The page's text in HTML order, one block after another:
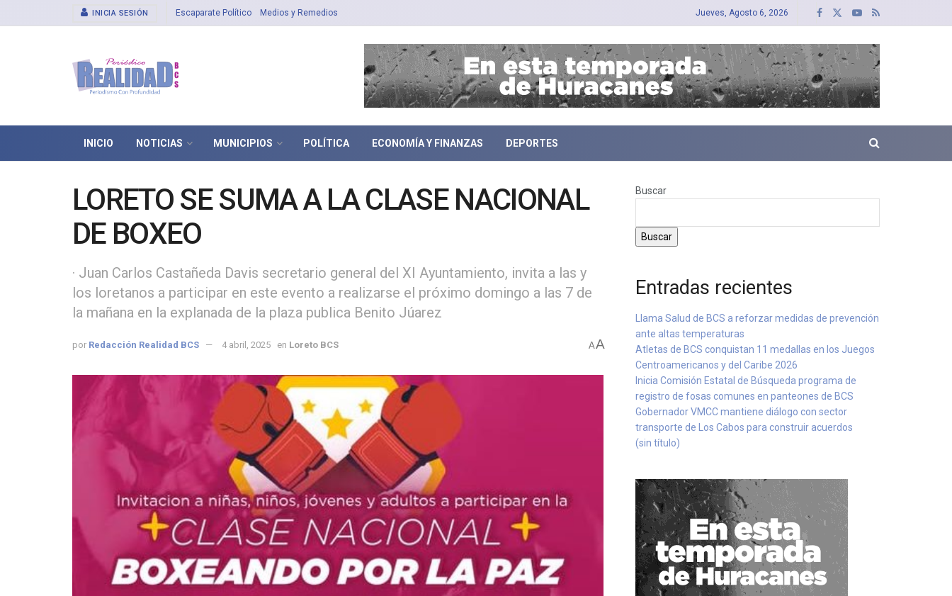
INICIA SESIÓN Escaparate Político Medios y Remedios Jueves, Agosto 6, 2026
INICIO NOTICIAS MUNICIPIOS POLÍTICA ECONOMÍA Y FINANZAS DEPORTES
LORETO SE SUMA A LA CLASE NACIONAL
DE BOXEO
· Juan Carlos Castañeda Davis secretario general del XI Ayuntamiento, invita a las y
los loretanos a participar en este evento a realizarse el próximo domingo a las 7 de
la mañana en la explanada de la plaza publica Benito Júarez
por Redacción Realidad BCS 4 abril, 2025 en Loreto BCS AA
Buscar
Buscar
Entradas recientes
Llama Salud de BCS a reforzar medidas de prevención
ante altas temperaturas
Atletas de BCS conquistan 11 medallas en los Juegos
Centroamericanos y del Caribe 2026
Inicia Comisión Estatal de Búsqueda programa de
registro de fosas comunes en panteones de BCS
Gobernador VMCC mantiene diálogo con sector
transporte de Los Cabos para construir acuerdos
(sin título)